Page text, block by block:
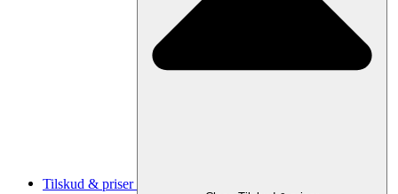
Tilskud & priser